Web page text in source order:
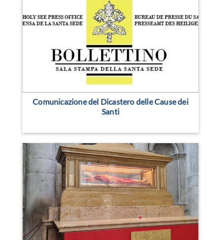
Comunicazione del Dicastero delle Cause dei
Santi